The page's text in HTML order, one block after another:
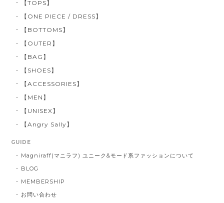
【TOPS】
【ONE PIECE / DRESS】
【BOTTOMS】
【OUTER】
【BAG】
【SHOES】
【ACCESSORIES】
【MEN】
【UNISEX】
【Angry Sally】
GUIDE
Magniraff(マニラフ) ユニーク&モード系ファッションについて
BLOG
MEMBERSHIP
お問い合わせ